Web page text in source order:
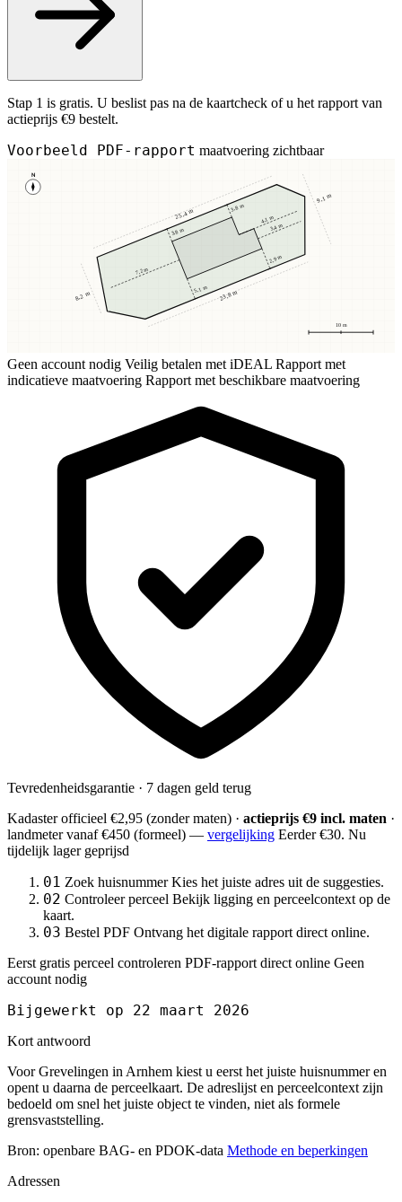
Stap 1 is gratis. U beslist pas na de kaartcheck of u het rapport van
actieprijs €9 bestelt.
Voorbeeld PDF-rapport maatvoering zichtbaar
N
10 m
3,8 m
3,8 m
5,1 m
2,9 m
7,2 m
3,4 m
4,1 m
25,4 m
23,8 m
8,2 m
9,1 m
Geen account nodig Veilig betalen met iDEAL Rapport met
indicatieve maatvoering Rapport met beschikbare maatvoering
Tevredenheidsgarantie · 7 dagen geld terug
Kadaster officieel €2,95 (zonder maten) · actieprijs €9 incl. maten ·
landmetervanaf €450 (formeel) — vergelijking Eerder €30. Nu
tijdelijk lager geprijsd
01 Zoek huisnummer Kies het juiste adres uit de suggesties.
02 Controleer perceel Bekijk ligging en perceelcontext op de
kaart.
03 Bestel PDF Ontvang het digitale rapport direct online.
Eerst gratis perceel controleren PDF-rapport direct online Geen
account nodig
Bijgewerkt op 22 maart 2026
Kort antwoord
Voor Grevelingen in Arnhem kiest u eerst het juiste huisnummer en
opent u daarna de perceelkaart. De adreslijst en perceelcontext zijn
bedoeld om snel het juiste object te vinden, niet als formele
grensvaststelling.
Bron: openbare BAG- en PDOK-data Methode en beperkingen
Adressen